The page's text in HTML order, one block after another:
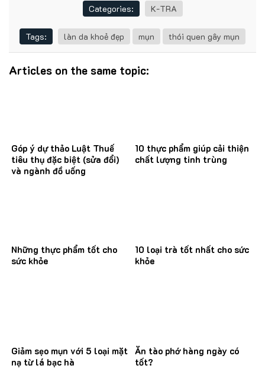
Categories: K-TRA
Tags: làn da khoẻ đẹp mụn thói quen gây mụn
Articles on the same topic:
Góp ý dự thảo Luật Thuế
tiêu thụ đặc biệt (sửa đổi)
và ngành đồ uống
10 thực phẩm giúp cải thiện
chất lượng tinh trùng
Những thực phẩm tốt cho
sức khỏe
10 loại trà tốt nhất cho sức
khỏe
Giảm sẹo mụn với 5 loại mặt
nạ từ lá bạc hà
Ăn tào phớ hàng ngày có
tốt?